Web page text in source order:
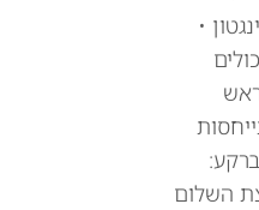
•
השלום